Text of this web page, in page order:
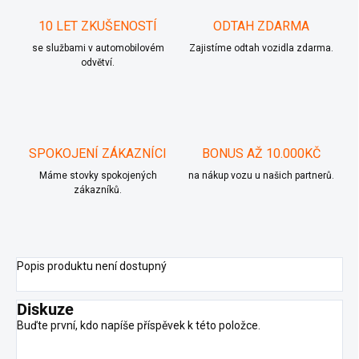
10 LET ZKUŠENOSTÍ
se službami v automobilovém
odvětví.
ODTAH ZDARMA
Zajistíme odtah vozidla zdarma.
SPOKOJENÍ ZÁKAZNÍCI
Máme stovky spokojených
zákazníků.
BONUS AŽ 10.000KČ
na nákup vozu u našich partnerů.
Popis produktu není dostupný
Diskuze
Buďte první, kdo napíše příspěvek k této položce.